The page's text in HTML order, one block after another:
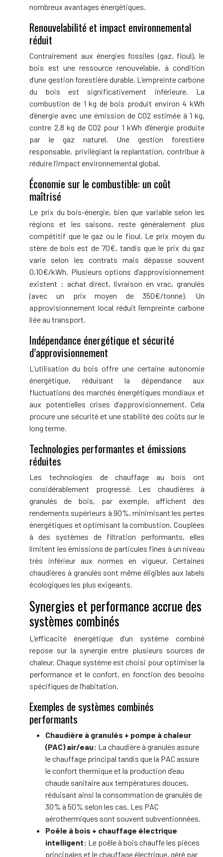
nombreux avantages énergétiques.
Renouvelabilité et impact environnemental
réduit
Contrairement aux énergies fossiles (gaz, fioul), le
bois est une ressource renouvelable, à condition
d’une gestion forestière durable. L’empreinte carbone
du bois est significativement inférieure. La
combustion de 1 kg de bois produit environ 4 kWh
d’énergie avec une émission de CO2 estimée à 1 kg,
contre 2,8 kg de CO2 pour 1 kWh d’énergie produite
par le gaz naturel. Une gestion forestière
responsable, privilégiant la replantation, contribue à
réduire l’impact environnemental global.
Économie sur le combustible: un coût
maîtrisé
Le prix du bois-énergie, bien que variable selon les
régions et les saisons, reste généralement plus
compétitif que le gaz ou le fioul. Le prix moyen du
stère de bois est de 70€, tandis que le prix du gaz
varie selon les contrats mais dépasse souvent
0,10€/kWh. Plusieurs options d’approvisionnement
existent : achat direct, livraison en vrac, granulés
(avec un prix moyen de 350€/tonne). Un
approvisionnement local réduit l’empreinte carbone
liée au transport.
Indépendance énergétique et sécurité
d’approvisionnement
L’utilisation du bois offre une certaine autonomie
énergétique, réduisant la dépendance aux
fluctuations des marchés énergétiques mondiaux et
aux potentielles crises d’approvisionnement. Cela
procure une sécurité et une stabilité des coûts sur le
long terme.
Technologies performantes et émissions
réduites
Les technologies de chauffage au bois ont
considérablement progressé. Les chaudières à
granulés de bois, par exemple, affichent des
rendements supérieurs à 90%, minimisant les pertes
énergétiques et optimisant la combustion. Couplées
à des systèmes de filtration performants, elles
limitent les émissions de particules fines à un niveau
très inférieur aux normes en vigueur. Certaines
chaudières à granulés sont même éligibles aux labels
écologiques les plus exigeants.
Synergies et performance accrue des
systèmes combinés
L’efficacité énergétique d’un système combiné
repose sur la synergie entre plusieurs sources de
chaleur. Chaque système est choisi pour optimiser la
performance et le confort, en fonction des besoins
spécifiques de l’habitation.
Exemples de systèmes combinés
performants
Chaudière à granulés + pompe à chaleur
(PAC) air/eau: La chaudière à granulés assure
le chauffage principal tandis que la PAC assure
le confort thermique et la production d’eau
chaude sanitaire aux températures douces,
réduisant ainsi la consommation de granulés de
30% à 50% selon les cas. Les PAC
aérothermiques sont souvent subventionnées.
Poêle à bois + chauffage électrique
intelligent: Le poêle à bois chauffe les pièces
principales et le chauffage électrique, géré par